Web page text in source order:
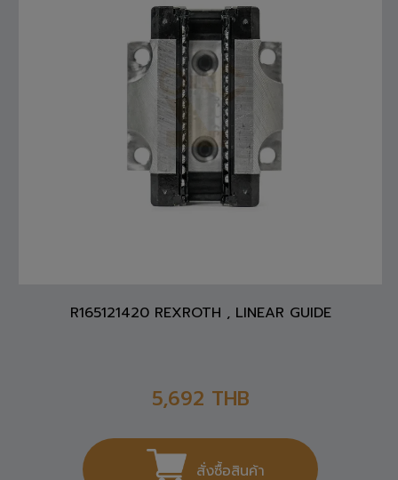
R165121420 REXROTH , LINEAR GUIDE
5,692 THB
สั่งซื้อสินค้า